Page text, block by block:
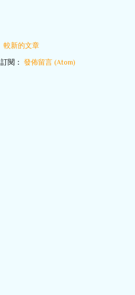
較新的文章
訂閱： 發佈留言 (Atom)